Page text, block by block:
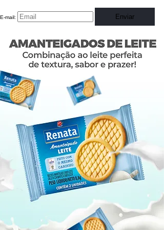
E-mail: Enviar